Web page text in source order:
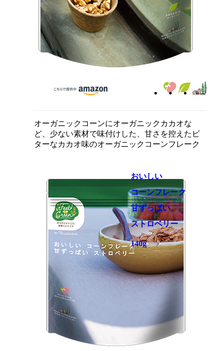
オーガニックコーンにオーガニックカカオな
ど、少ない素材で味付けした、甘さを控えたビ
ターなカカオ味のオーガニックコーンフレーク
おいしい
コーンフレーク
甘ずっぱい
ストロベリー
140g